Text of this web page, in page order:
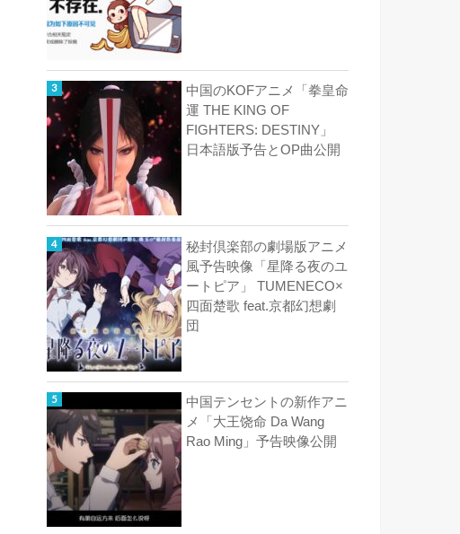
中国のKOFアニメ「拳皇命
運 THE KING OF
FIGHTERS: DESTINY」
日本語版予告とOP曲公開
秘封倶楽部の劇場版アニメ
風予告映像「星降る夜のユ
ートピア」 TUMENECO×
四面楚歌 feat.京都幻想劇
団
中国テンセントの新作アニ
メ「大王饶命 Da Wang
Rao Ming」予告映像公開